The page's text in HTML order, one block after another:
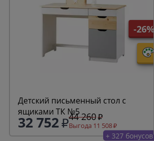
-26%
Детский письменный стол с
ящиками ТК №5
32 752 44 260
Выгода 11 508
+ 327 бонусов